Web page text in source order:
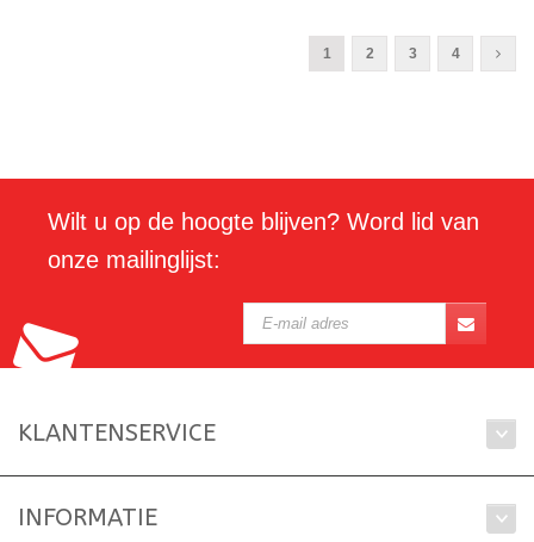
1 2 3 4
Wilt u op de hoogte blijven? Word lid van
onze mailinglijst:
KLANTENSERVICE
INFORMATIE